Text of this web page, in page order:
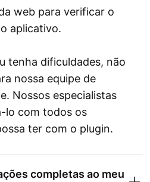
web para verificar o
aplicativo.
tenha dificuldades, não
nossa equipe de
Nossos especialistas
lo com todos os
ter com o plugin.
completas ao meu